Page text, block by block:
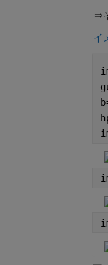
⇒
イ